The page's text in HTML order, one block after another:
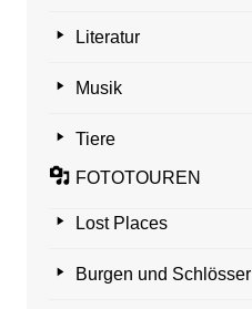
Literatur
Musik
Tiere
FOTOTOUREN
Lost Places
Burgen und Schlösser